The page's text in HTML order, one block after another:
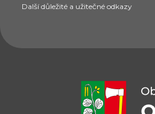
Další důležité a užitečné odkazy